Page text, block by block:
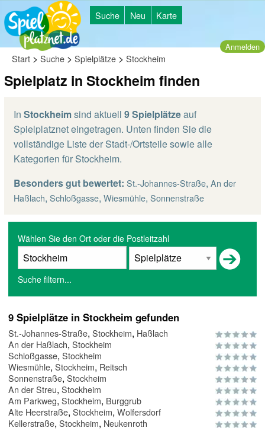
Suche Neu Karte
Anmelden
Start > Suche > Spielplätze > Stockheim
Spielplatz in Stockheim finden
In Stockheimsind aktuell 9 Spielplätzeauf
Spielplatznet eingetragen. Unten finden Sie die
vollständige Liste der Stadt-/Ortsteile sowie alle
Kategorien für Stockheim.
Besonders gut bewertet: St.-Johannes-Straße, An der
Haßlach, Schloßgasse, Wiesmühle, Sonnenstraße
Wählen Sie den Ort oder die Postleitzahl
Suche filtern...
9 Spielplätze in Stockheim gefunden
St.-Johannes-Straße, Stockheim, Haßlach
An der Haßlach, Stockheim
Schloßgasse, Stockheim
Wiesmühle, Stockheim, Reitsch
Sonnenstraße, Stockheim
An der Streu, Stockheim
Am Parkweg, Stockheim, Burggrub
Alte Heerstraße, Stockheim, Wolfersdorf
Kellerstraße, Stockheim, Neukenroth